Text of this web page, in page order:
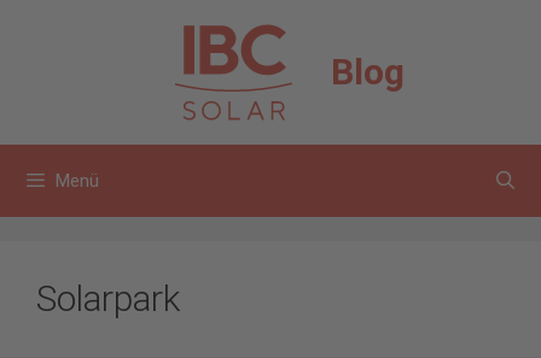
Blog
Menü
Solarpark